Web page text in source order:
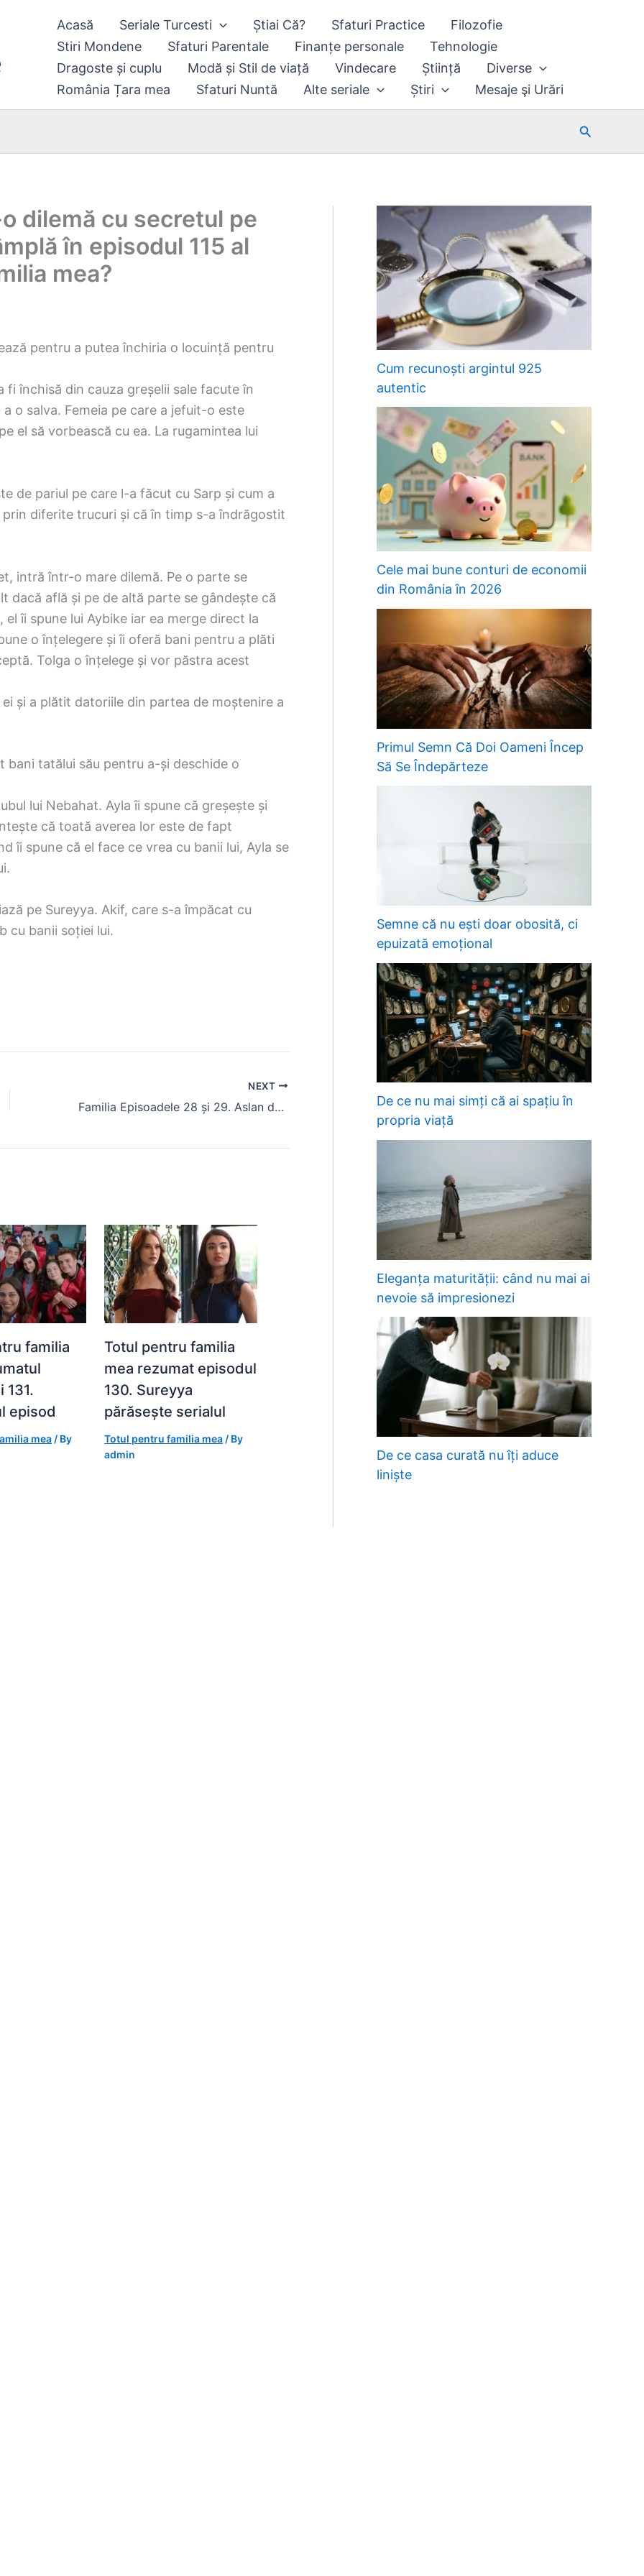
Acasă Seriale Turcesti Știai Că? Sfaturi Practice
Filozofie
Stiri Mondene
Sfaturi Parentale Finanțe personale
Tehnologie
Dragoste și cuplu
Modă și Stil de viață Vindecare Știință
Diverse
România Țara mea
Sfaturi Nuntă Alte seriale Știri Mesaje şi Urări
Search
dilemă cu secretul pe
în episodul 115 al
mea?
pentru a putea închiria o locuință pentru
închisă din cauza greșelii sale facute în
o salva. Femeia pe care a jefuit-o este
el să vorbească cu ea. La rugamintea lui
de pariul pe care l-a făcut cu Sarp și cum a
diferite trucuri și că în timp s-a îndrăgostit
intră într-o mare dilemă. Pe o parte se
dacă află și pe de altă parte se gândește că
îi spune lui Aybike iar ea merge direct la
o înțelegere și îi oferă bani pentru a plăti
Tolga o înțelege și vor păstra acest
și a plătit datoriile din partea de moștenire a
bani tatălui său pentru a-și deschide o
lui Nebahat. Ayla îi spune că greșește și
că toată averea lor este de fapt
îi spune că el face ce vrea cu banii lui, Ayla se
pe Sureyya. Akif, care s-a împăcat cu
cu banii soției lui.
NEXT
Familia Episoadele 28 și 29. Aslan deschide scrisoarea lăsată de tatăl său
familia
131.
episod
mea / By
Totul pentru familia
mea rezumat episodul
130. Sureyya
părăsește serialul
Totul pentru familia mea / By
admin
Cum recunoști argintul 925
autentic
Cele mai bune conturi de economii
din România în 2026
Primul Semn Că Doi Oameni Încep
Să Se Îndepărteze
Semne că nu ești doar obosită, ci
epuizată emoțional
De ce nu mai simți că ai spațiu în
propria viață
Eleganța maturității: când nu mai ai
nevoie să impresionezi
De ce casa curată nu îți aduce
liniște